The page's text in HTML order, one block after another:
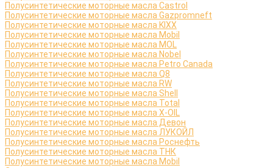
Полусинтетические моторные масла Castrol
Полусинтетические моторные масла Gazpromneft
Полусинтетические моторные масла KIXX
Полусинтетические моторные масла Mobil
Полусинтетические моторные масла MOL
Полусинтетические моторные масла Nobel
Полусинтетические моторные масла Petro Canada
Полусинтетические моторные масла Q8
Полусинтетические моторные масла RW
Полусинтетические моторные масла Shell
Полусинтетические моторные масла Total
Полусинтетические моторные масла X-OIL
Полусинтетические моторные масла Девон
Полусинтетические моторные масла ЛУКОЙЛ
Полусинтетические моторные масла Роснефть
Полусинтетические моторные масла ТНК
Полусинтетические моторные масла Mobil